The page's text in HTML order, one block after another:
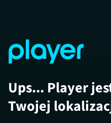
Ups... Player
Twojej